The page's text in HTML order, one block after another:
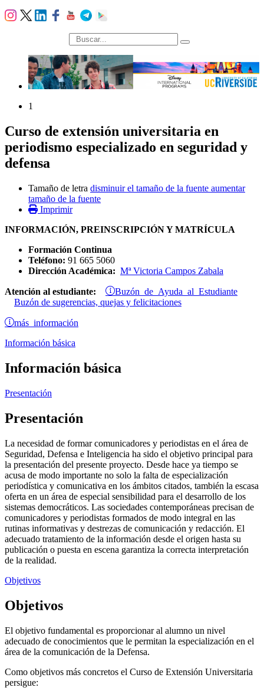
búsqueda
1
Curso de extensión universitaria en
periodismo especializado en seguridad y
defensa
Tamaño de letra disminuir el tamaño de la fuente aumentar
tamaño de la fuente
Imprimir
INFORMACIÓN, PREINSCRIPCIÓN Y MATRÍCULA
Formación Continua
Teléfono: 91 665 5060
Dirección Académica: Mª Victoria Campos Zabala
Atención al estudiante: Buzón de Ayuda al Estudiante
Buzón de sugerencias, quejas y felicitaciones
más información
Información básica
Información básica
Presentación
Presentación
La necesidad de formar comunicadores y periodistas en el área de
Seguridad, Defensa e Inteligencia ha sido el objetivo principal para
la presentación del presente proyecto. Desde hace ya tiempo se
acusa de modo importante no solo la falta de especialización
periodística y comunicativa en los ámbitos citados, también la escasa
oferta en un área de especial sensibilidad para el desarrollo de los
sistemas democráticos. Las sociedades contemporáneas precisan de
comunicadores y periodistas formados de modo integral en las
rutinas informativas y destrezas de comunicación y redacción. El
adecuado tratamiento de la información desde el origen hasta su
publicación o puesta en escena garantiza la correcta interpretación
de la realidad.
Objetivos
Objetivos
El objetivo fundamental es proporcionar al alumno un nivel
adecuado de conocimientos que le permitan la especialización en el
área de la comunicación de la Defensa.
Como objetivos más concretos el Curso de Extensión Universitaria
persigue: